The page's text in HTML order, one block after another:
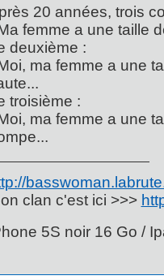
20 années, trois
femme a une taille
deuxième :
ma femme a une
troisième :
ma femme a une
clan c'est ici >>>
5S noir 16 Go /